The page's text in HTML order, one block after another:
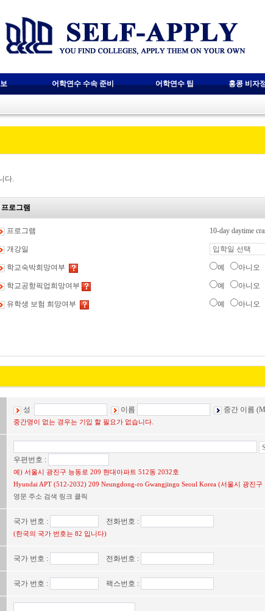
어학연수 수속 준비 어학연수 팁 홍콩 비자
다.
프로그램
프로그램 10-day daytime
개강일
학교숙박희망여부 예 아니오
학교공항픽업희망여부 예 아니오
유학생 보험 희망여부 예 아니오
성 이름 중간 이름
중간명이 없는 경우는 기입 할 필요가 없습니다.
우편번호 :
예) 서울시 광진구 능동로 209 현대아파트 512동 2032호
Hyundai APT (512-2032) 209 Neungdong-ro Gwangjingu Seoul Korea (서울시 광진
영문 주소 검색 링크 클릭
국가 번호 : 전화번호 :
(한국의 국가 번호는 82 입니다)
국가 번호 : 전화번호 :
국가 번호 : 팩스번호 :